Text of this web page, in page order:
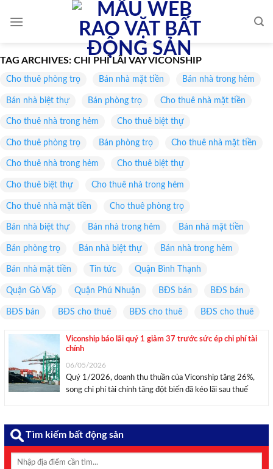
TAG ARCHIVES: CHI PHÍ LÃI VAY VICONSHIP
Cho thuê phòng trọ Bán nhà mặt tiền Bán nhà trong hẻm
Bán nhà biệt thự Bán phòng trọ Cho thuê nhà mặt tiền
Cho thuê nhà trong hẻm Cho thuê biệt thự
Cho thuê phòng trọ Bán phòng trọ Cho thuê nhà mặt tiền
Cho thuê nhà trong hẻm Cho thuê biệt thự
Cho thuê biệt thự Cho thuê nhà trong hẻm
Cho thuê nhà mặt tiền Cho thuê phòng trọ
Bán nhà biệt thự Bán nhà trong hẻm Bán nhà mặt tiền
Bán phòng trọ Bán nhà biệt thự Bán nhà trong hẻm
Bán nhà mặt tiền Tin tức Quận Bình Thạnh
Quận Gò Vấp Quận Phú Nhuận BĐS bán BĐS bán
BĐS bán BĐS cho thuê BĐS cho thuê BĐS cho thuê
Viconship báo lãi quý 1 giảm 37 trước sức ép chi phí tài
chính
06/05/2026
Quý 1/2026, doanh thu thuần của Viconship tăng 26%,
song chi phí tài chính tăng đột biến đã kéo lãi sau thuế
công bố báo ...
Tìm kiếm bất động sản